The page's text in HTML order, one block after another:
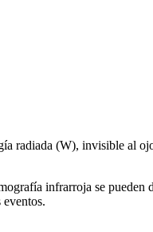
radiada (W), invisible al
infrarroja se